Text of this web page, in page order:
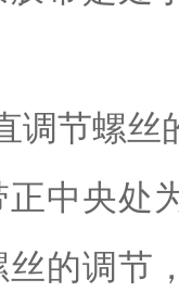
调节螺丝
中央处
的调节